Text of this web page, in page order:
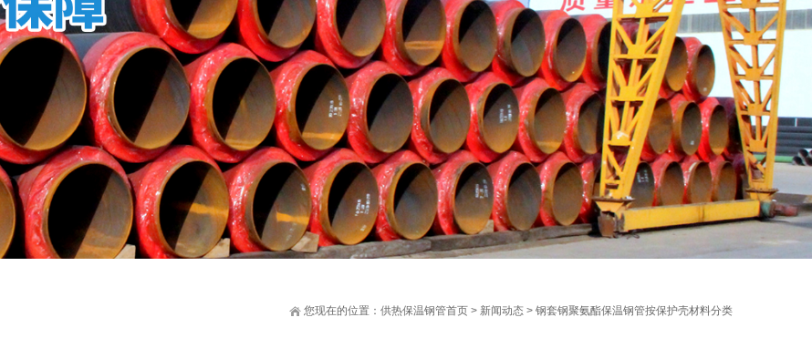
您现在的位置： 供热保温钢管首页 > 新闻动态 > 钢套钢聚氨酯保温钢管按保护壳材料分类